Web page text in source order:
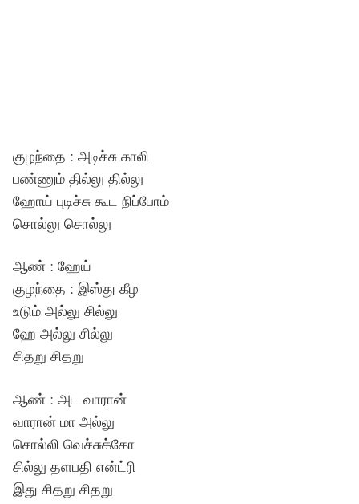
குழந்தை : அடிச்சு காலி
பண்ணும் தில்லு தில்லு
ஹோய் புடிச்சு கூட நிப்போம்
சொல்லு சொல்லு
ஆண் : ஹேய்
குழந்தை : இஸ்து கீழ
உடும் அல்லு சில்லு
ஹே அல்லு சில்லு
சிதறு சிதறு
ஆண் : அட வாரான்
வாரான் மா அல்லு
சொல்லி வெச்சுக்கோ
சில்லு தளபதி என்ட்ரி
இது சிதறு சிதறு